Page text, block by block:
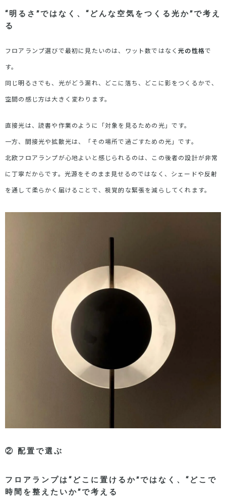
“明るさ ”ではなく、 “ どんな空気をつくる光か”で考え
る
フロアランプ選びで最初に見たいのは、ワット数ではなく光の性格で
す。
同じ明るさでも、光がどう漏れ、どこに落ち、どこに影をつくるかで、
空間の感じ方は大きく変わります。
直接光は、読書や作業のように「対象を見るための光」です。
一方、間接光や拡散光は、「その場所で過ごすための光」です。
北欧フロアランプが心地よいと感じられるのは、この後者の設計が非常
に丁寧だからです。光源をそのまま見せるのではなく、シェードや反射
を通して柔らかく届けることで、視覚的な緊張を減らしてくれます。
② 配置で選ぶ
フロアランプは“ どこに置けるか”ではなく、 “ どこで
時間を整えたいか”で考える